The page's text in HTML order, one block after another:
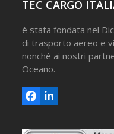
TEC CARGO
è stata fondata nel
di trasporto aereo e
nonchè ai nostri
Oceano.
Facebook
LinkedIn